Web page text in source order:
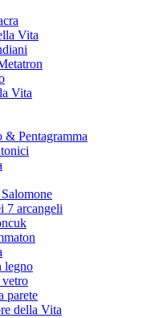
Vita
Vita
Pentagramma
7 arcangeli
legno
parete
della Vita